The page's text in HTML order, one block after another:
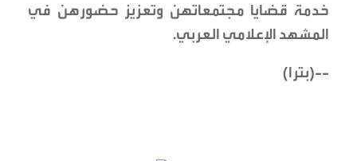
خدمة قضايا مجتمعاتهن وتعزيز حضورهن في
المشهد الإعلامي العربي.
‏--(بترا)